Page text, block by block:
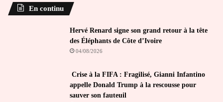
En continu
Hervé Renard signe son grand retour à la tête
des Éléphants de Côte d’Ivoire
04/08/2026
Crise à la FIFA : Fragilisé, Gianni Infantino
appelle Donald Trump à la rescousse pour
sauver son fauteuil